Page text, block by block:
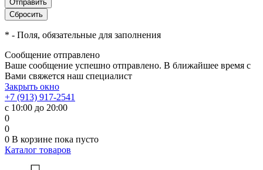
* - Поля, обязательные для заполнения
Сообщение отправлено
Ваше сообщение успешно отправлено. В ближайшее время с
Вами свяжется наш специалист
Закрыть окно
+7 (913) 917-2541
с 10:00 до 20:00
0
0
0 В корзине пока пусто
Каталог товаров